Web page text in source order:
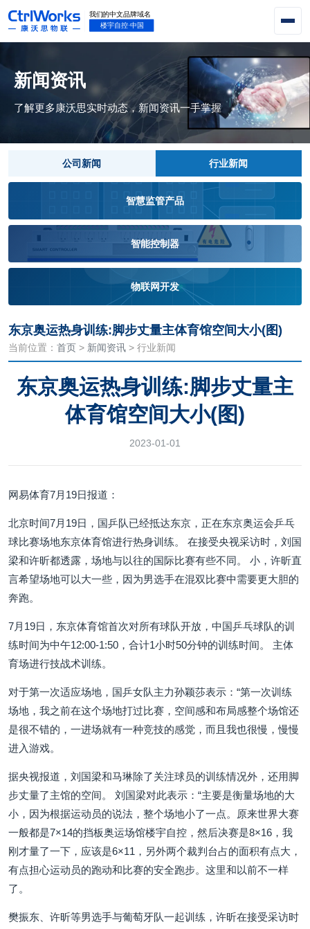
新闻资讯
了解更多康沃思实时动态，新闻资讯一手掌握
公司新闻 行业新闻
智慧监管产品
智能控制器
物联网开发
东京奥运热身训练:脚步丈量主体育馆空间大小(图)
当前位置： 首页 > 新闻资讯 > 行业新闻
东京奥运热身训练:脚步丈量主
体育馆空间大小(图)
2023-01-01
网易体育7月19日报道：
北京时间7月19日，国乒队已经抵达东京，正在东京奥运会乒乓
球比赛场地东京体育馆进行热身训练。 在接受央视采访时，刘国
梁和许昕都透露，场地与以往的国际比赛有些不同。 小，许昕直
言希望场地可以大一些，因为男选手在混双比赛中需要更大胆的
奔跑。
7月19日，东京体育馆首次对所有球队开放，中国乒乓球队的训
练时间为中午12:00-1:50，合计1小时50分钟的训练时间。 主体
育场进行技战术训练。
对于第一次适应场地，国乒女队主力孙颖莎表示：“第一次训练
场地，我之前在这个场地打过比赛，空间感和布局感整个场馆还
是很不错的，一进场就有一种竞技的感觉，而且我也很慢，慢慢
进入游戏。
据央视报道，刘国梁和马琳除了关注球员的训练情况外，还用脚
步丈量了主馆的空间。 刘国梁对此表示：“主要是衡量场地的大
小，因为根据运动员的说法，整个场地小了一点。原来世界大赛
一般都是7×14的挡板奥运场馆楼宇自控，然后决赛是8×16，我
刚才量了一下，应该是6×11，另外两个裁判台占的面积有点大，
有点担心运动员的跑动和比赛的安全跑步。这里和以前不一样
了。
樊振东、许昕等男选手与葡萄牙队一起训练，许昕在接受采访时